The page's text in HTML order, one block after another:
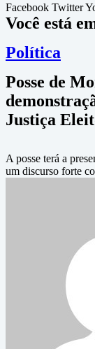
Facebook Twitter
Você está
Política
Posse de
Justiça
A posse terá a
um discurso forte